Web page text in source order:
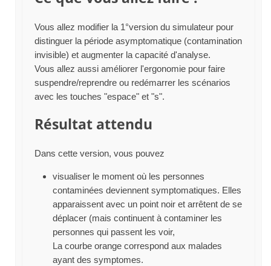
Vous allez modifier la 1°version du simulateur pour
distinguer la période asymptomatique (contamination
invisible) et augmenter la capacité d'analyse.
Vous allez aussi améliorer l'ergonomie pour faire
suspendre/reprendre ou redémarrer les scénarios
avec les touches "espace" et "s".
Résultat attendu
Dans cette version, vous pouvez
visualiser le moment où les personnes
contaminées deviennent symptomatiques. Elles
apparaissent avec un point noir et arrêtent de se
déplacer (mais continuent à contaminer les
personnes qui passent les voir,
La courbe orange correspond aux malades
ayant des symptomes.